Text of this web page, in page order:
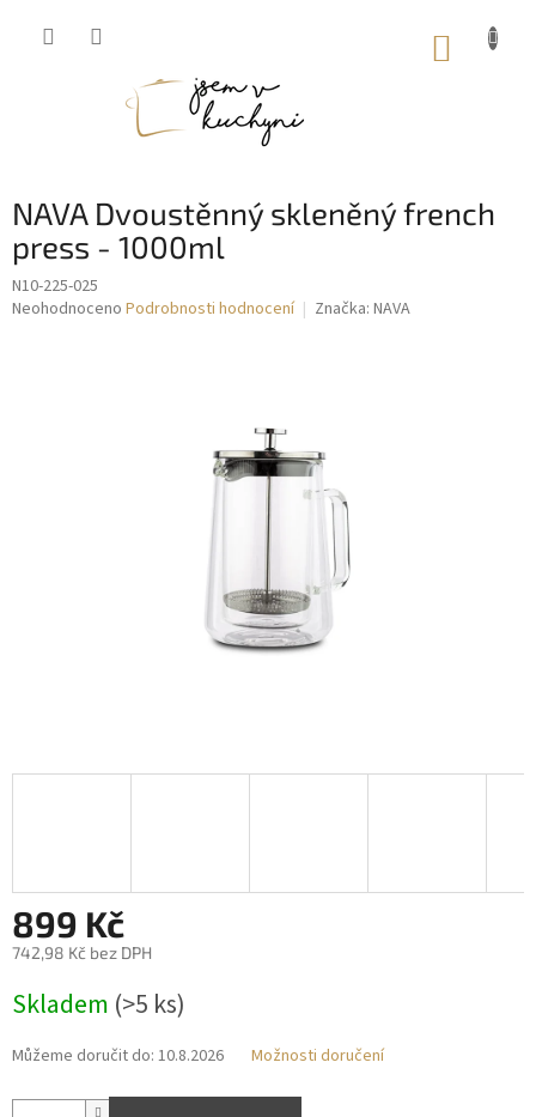
NAVA Dvoustěnný skleněný french
press - 1000ml
N10-225-025
Průměrné
Neohodnoceno Podrobnosti hodnocení Značka: NAVA
899 Kč
742,98 Kč bez DPH
cena:
Skladem (>5 ks)
Můžeme doručit do: 10.8.2026 Možnosti doručení